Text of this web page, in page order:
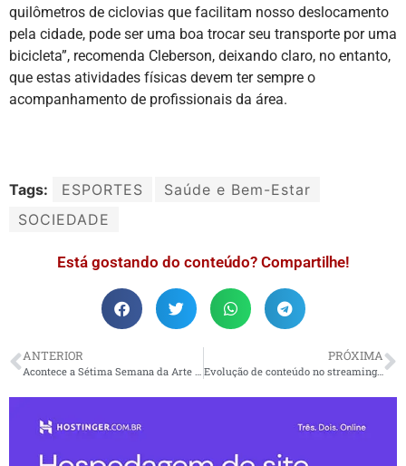
quilômetros de ciclovias que facilitam nosso deslocamento
pela cidade, pode ser uma boa trocar seu transporte por uma
bicicleta”, recomenda Cleberson, deixando claro, no entanto,
que estas atividades físicas devem ter sempre o
acompanhamento de profissionais da área.
Tags: ESPORTES
Saúde e Bem-Estar
SOCIEDADE
Está gostando do conteúdo? Compartilhe!
ANTERIOR PRÓXIMA
Evolução de conteúdo no streaming remodela o mercado